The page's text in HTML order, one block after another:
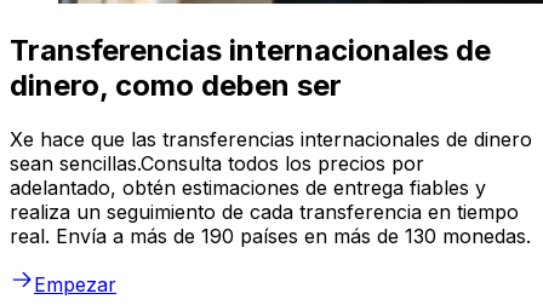
Transferencias internacionales de
dinero, como deben ser
Xe hace que las transferencias internacionales de dinero
sean sencillas.Consulta todos los precios por
adelantado, obtén estimaciones de entrega fiables y
realiza un seguimiento de cada transferencia en tiempo
real. Envía a más de 190 países en más de 130 monedas.
Empezar